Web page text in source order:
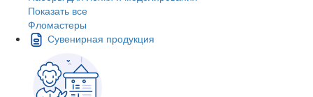
Показать все
Фломастеры
Сувенирная продукция